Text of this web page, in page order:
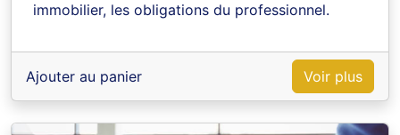
immobilier, les obligations du professionnel.
Ajouter au panier Voir plus